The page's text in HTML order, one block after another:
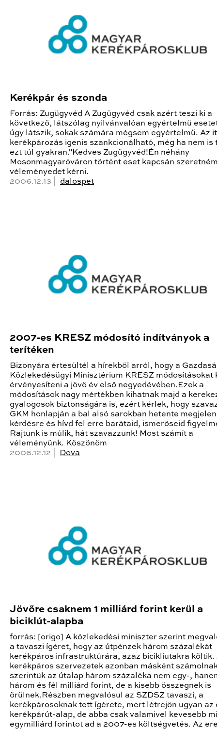
Kerékpár és szonda
Forrás: Zugügyvéd A Zugügyvéd csak azért teszi ki a
következő, látszólag nyilvánvalóan egyértelmű
úgy látszik, sokak számára mégsem egyértelmű. Az
kerékpározás igenis szankcionálható, még ha nem is
ezt túl gyakran."Kedves Zugügyvéd!Én néhány
Mosonmagyaróváron történt eset kapcsán
véleményedet kérni.
2006.12.13 | dalospet
2007-es KRESZ módosító indítványok a
terítéken
Bizonyára értesültél a hírekből arról, hogy a
Közlekedésügyi Minisztérium KRESZ módosításokat
érvényesíteni a jövő év első negyedévében.Ezek a
módosítások nagy mértékben kihatnak majd a
gyalogosok biztonságára is, ezért kérlek, hogy
GKM honlapján a bal alsó sarokban hetente
kérdésre és hívd fel erre barátaid, ismerőseid
Rajtunk is múlik, hát szavazzunk! Most számít a
véleményünk. Köszönöm
2006.12.12 |
Dova
Jövőre csaknem 1 milliárd forint kerül a
biciklút-alapba
forrás: [origo] A közlekedési miniszter szerint
a tavaszi ígéret, hogy az útpénzek három százalékát
kerékpáros infrastruktúrára, azaz bicikliutakra költik.
kerékpáros szervezetek azonban másként
szerintük az útalap három százaléka nem egy-,
három és fél milliárd forint, de a kisebb összegnek is
örülnek.Részben megvalósul az SZDSZ tavaszi, a
kerékpárosoknak tett ígérete, mert létrejön ugyan az
kerékpárút-alap, de abba csak valamivel kevesebb
egymilliárd forintot ad a 2007-es költségvetés. Az